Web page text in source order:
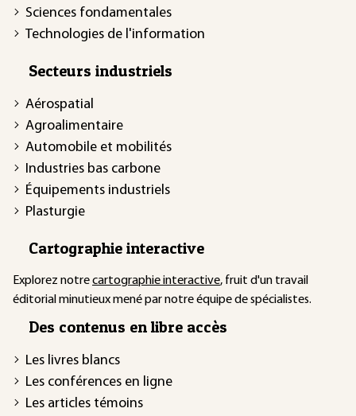
Sciences fondamentales
Technologies de l'information
Secteurs industriels
Aérospatial
Agroalimentaire
Automobile et mobilités
Industries bas carbone
Équipements industriels
Plasturgie
Cartographie interactive
Explorez notrecartographie interactive, fruit d'un travail
éditorial minutieux mené par notre équipe de spécialistes.
Des contenus en libre accès
Les livres blancs
Les conférences en ligne
Les articles témoins